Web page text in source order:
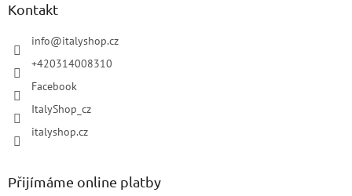
Kontakt
info@italyshop.cz
+420314008310
Facebook
ItalyShop_cz
italyshop.cz
Přijímáme online platby